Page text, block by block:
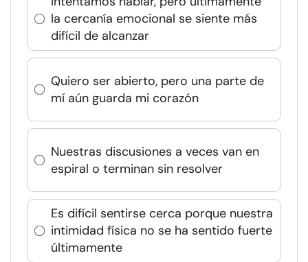
la cercanía emocional se siente más
difícil de alcanzar
Quiero ser abierto, pero una parte de
mí aún guarda mi corazón
Nuestras discusiones a veces van en
espiral o terminan sin resolver
Es difícil sentirse cerca porque nuestra
intimidad física no se ha sentido fuerte
últimamente